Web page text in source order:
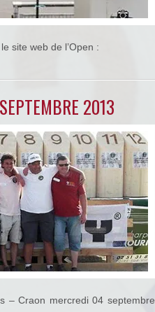
site web de l’Open :
2013
– Craon mercredi 04 septembre